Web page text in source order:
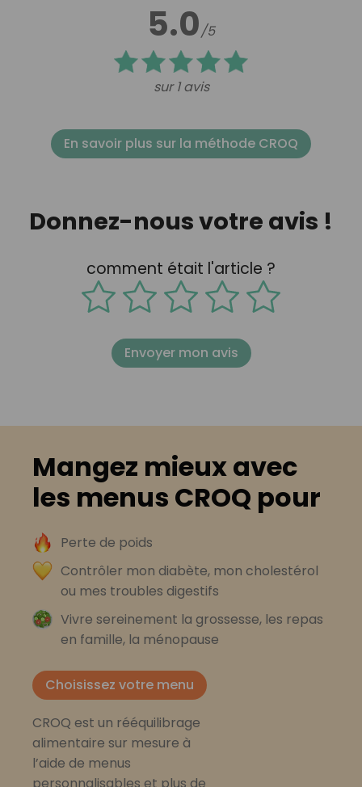
5.0/5
sur 1 avis
En savoir plus sur la méthode CROQ
Donnez-nous votre avis !
comment était l'article ?
Envoyer mon avis
Mangez mieux avec
les menus CROQ pour
Perte de poids
Contrôler mon diabète, mon cholestérol
ou mes troubles digestifs
Vivre sereinement la grossesse, les repas
en famille, la ménopause
Choisissez votre menu
CROQ est un rééquilibrage
alimentaire sur mesure à
l’aide de menus